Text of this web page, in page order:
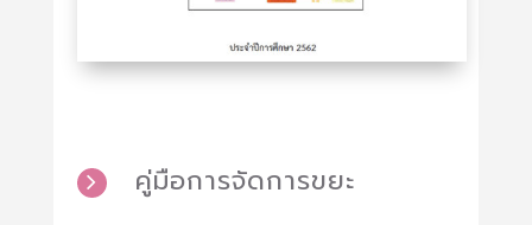
คู่มือการจัดการขยะ